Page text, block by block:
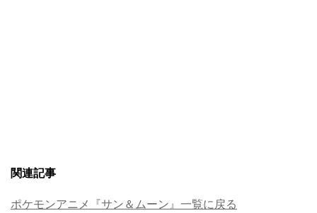
関連記事
ポケモンアニメ『サン＆ムーン』一覧に戻る